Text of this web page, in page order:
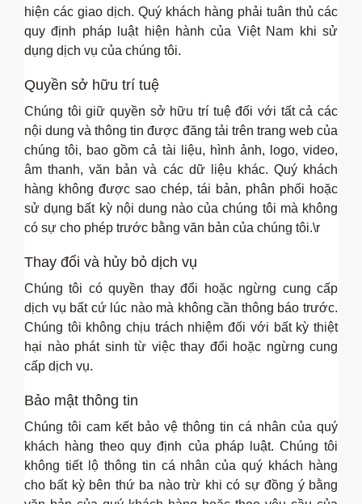
hiện các giao dịch. Quý khách hàng phải tuân thủ các
quy định pháp luật hiện hành của Việt Nam khi sử
dụng dịch vụ của chúng tôi.
Quyền sở hữu trí tuệ
Chúng tôi giữ quyền sở hữu trí tuệ đối với tất cả các
nội dung và thông tin được đăng tải trên trang web của
chúng tôi, bao gồm cả tài liệu, hình ảnh, logo, video,
âm thanh, văn bản và các dữ liệu khác. Quý khách
hàng không được sao chép, tái bản, phân phối hoặc
sử dụng bất kỳ nội dung nào của chúng tôi mà không
có sự cho phép trước bằng văn bản của chúng tôi.\r
Thay đổi và hủy bỏ dịch vụ
Chúng tôi có quyền thay đổi hoặc ngừng cung cấp
dịch vụ bất cứ lúc nào mà không cần thông báo trước.
Chúng tôi không chịu trách nhiệm đối với bất kỳ thiệt
hại nào phát sinh từ việc thay đổi hoặc ngừng cung
cấp dịch vụ.
Bảo mật thông tin
Chúng tôi cam kết bảo vệ thông tin cá nhân của quý
khách hàng theo quy định của pháp luật. Chúng tôi
không tiết lộ thông tin cá nhân của quý khách hàng
cho bất kỳ bên thứ ba nào trừ khi có sự đồng ý bằng